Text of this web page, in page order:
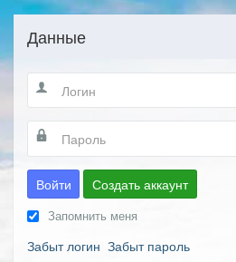
Данные
Войти Создать аккаунт
Запомнить меня
Забыт логин Забыт пароль